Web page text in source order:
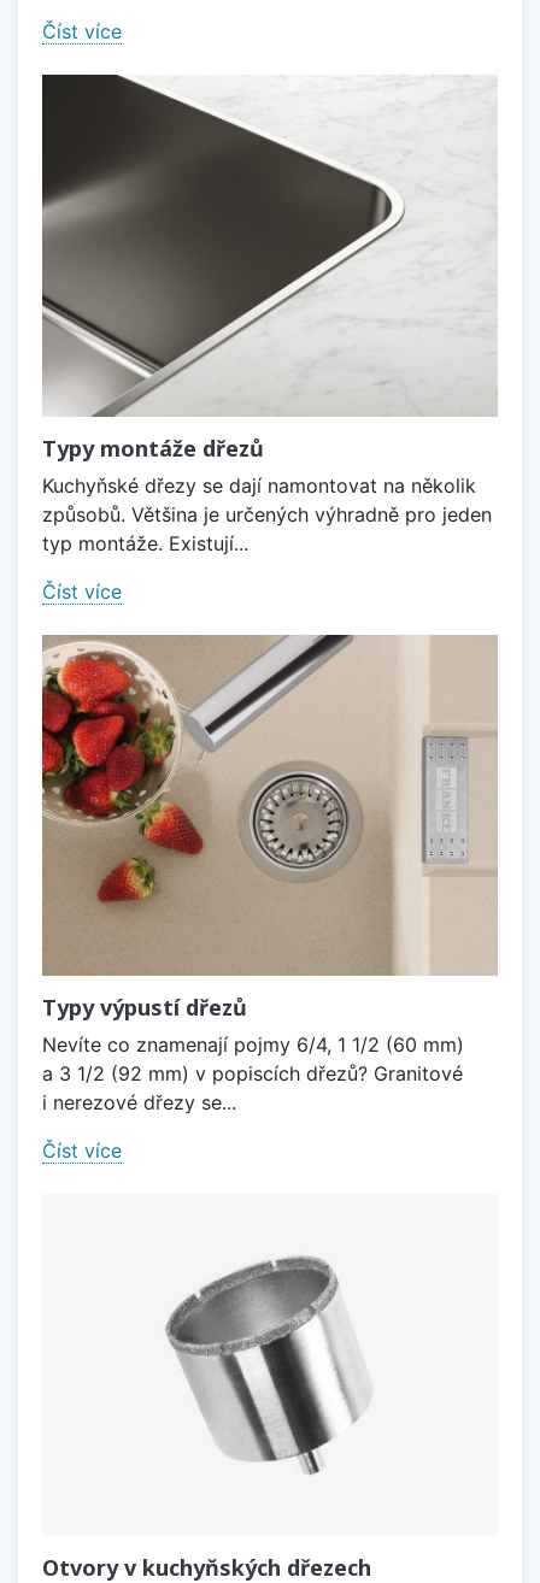
Číst více
Typy montáže dřezů
Kuchyňské dřezy se dají namontovat na několik
způsobů. Většina je určených výhradně pro jeden
typ montáže. Existují...
Číst více
Typy výpustí dřezů
Nevíte co znamenají pojmy 6/4, 1 1/2 (60 mm)
a 3 1/2 (92 mm) v popiscích dřezů? Granitové
i nerezové dřezy se...
Číst více
Otvory v kuchyňských dřezech